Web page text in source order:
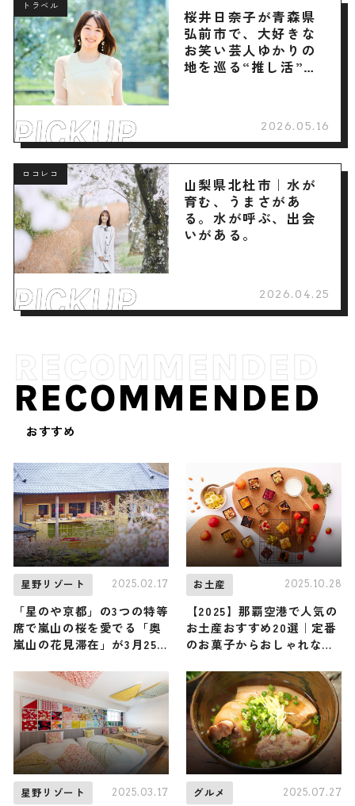
トラベル
桜井日奈子が青森県
弘前市で、大好きな
お笑い芸人ゆかりの
地を巡る“推し活”旅
2026.05.16
ロコレコ
山梨県北杜市｜水が
育む、うまさがあ
る。水が呼ぶ、出会
いがある。
2026.04.25
RECOMMENDED
おすすめ
星野リゾート 2025.02.17
「星のや京都」の3つの特等
席で嵐山の桜を愛でる「奥
嵐山の花見滞在」が3月25
お土産 2025.10.28
【2025】那覇空港で人気の
お土産おすすめ20選｜定番
のお菓子からおしゃれなお
く紹介
星野リゾート 2025.03.17 グルメ 2025.07.27